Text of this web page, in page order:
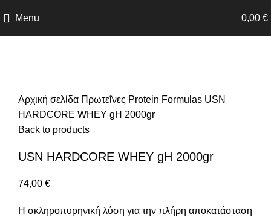
Menu 0,00 €
Αρχική σελίδα Πρωτεΐνες Protein Formulas USN
HARDCORE WHEY gH 2000gr
Back to products
USN HARDCORE WHEY gH 2000gr
74,00 €
Η σκληροπυρηνική λύση για την πλήρη αποκατάσταση